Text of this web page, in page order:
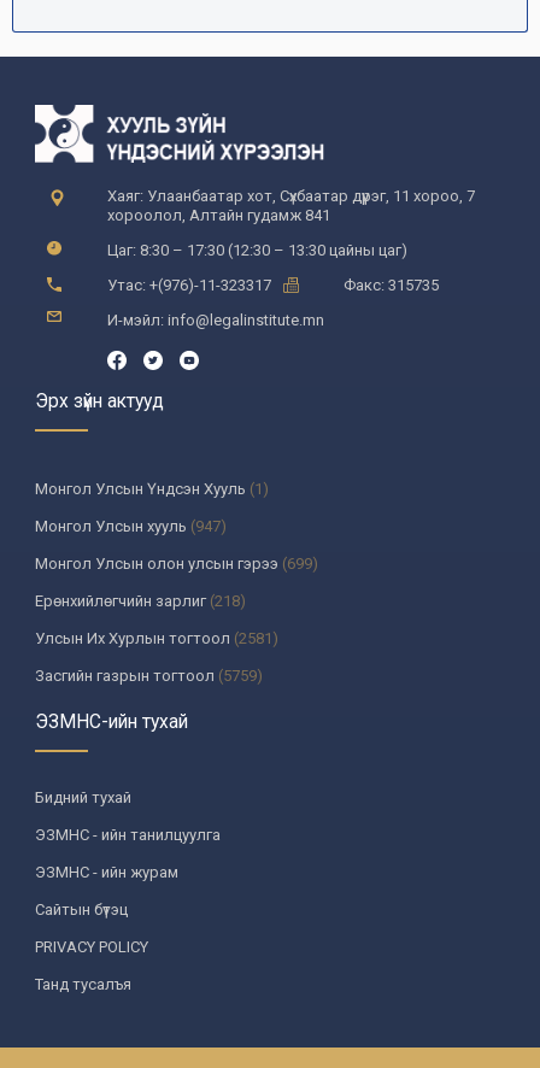
Хаяг: Улаанбаатар хот, Сүхбаатар дүүрэг, 11 хороо, 7
хороолол, Алтайн гудамж 841
Цаг: 8:30 – 17:30 (12:30 – 13:30 цайны цаг)
Утас: +(976)-11-323317
Факс: 315735
И-мэйл: info@legalinstitute.mn
Эрх зүйн актууд
Монгол Улсын Үндсэн Хууль (1)
Монгол Улсын хууль (947)
Монгол Улсын олон улсын гэрээ (699)
Ерөнхийлөгчийн зарлиг(218)
Улсын Их Хурлын тогтоол (2581)
Засгийн газрын тогтоол (5759)
Үндсэн хуулийн цэцийн шийдвэр
Улсын дээд шүүхийн тогтоол
УИХ-аас томилогддог байгууллагын дарга, түүнтэй адилтгах албан
тушаалтны шийдвэр
Сайдын тушаал(987)
Засгийн газрын агентлагийн даргын тушаал
Хууль, хяналтын байгууллага
Төрийн зарим чиг үүргийг хууль болон гэрээний үндсэн дээр
хэрэгжүүлж буй байгууллага
Аймаг, нийслэлийн Засаг даргын захирамж(85)
ЭЗМНС-ийн тухай
Бидний тухай
ЭЗМНС - ийн танилцуулга
ЭЗМНС - ийн журам
Сайтын бүтэц
PRIVACY POLICY
Танд тусалъя